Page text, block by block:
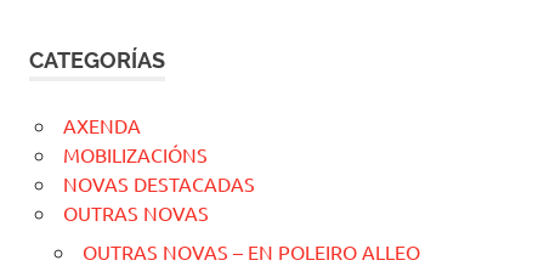
CATEGORÍAS
AXENDA
MOBILIZACIÓNS
NOVAS DESTACADAS
OUTRAS NOVAS
OUTRAS NOVAS – EN POLEIRO ALLEO